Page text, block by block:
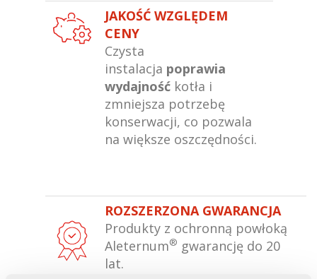
JAKOŚĆ WZGLĘDEM
CENY
Czysta
instalacja poprawia
wydajność kotła i
zmniejsza potrzebę
konserwacji, co pozwala
na większe oszczędności.
ROZSZERZONA GWARANCJA
Produkty z ochronną powłoką
Aleternum® gwarancję do 20
lat.